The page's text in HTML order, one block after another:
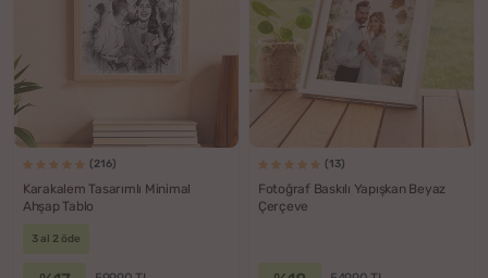
(216)
Karakalem Tasarımlı Minimal
Ahşap Tablo
3 al 2 öde
(13)
Fotoğraf Baskılı Yapışkan Beyaz
Çerçeve